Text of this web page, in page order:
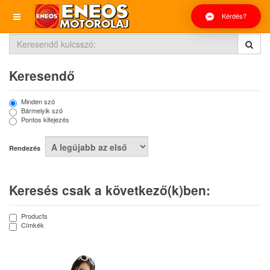
Kérdés?
Keresendő
Minden szó
Bármelyik szó
Pontos kifejezés
Rendezés
Keresés csak a következő(k)ben:
Products
Címkék